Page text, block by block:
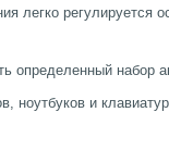
легко регулируется
определенный набор
ноутбуков и